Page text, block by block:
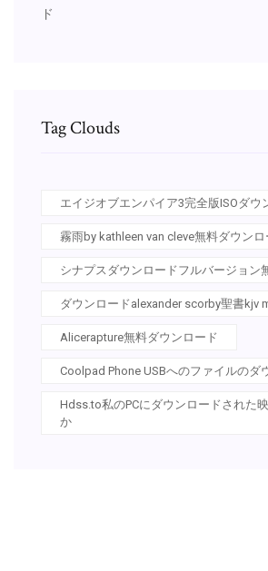
ド
Tag Clouds
エイジオブエンパイア3完全版ISOダウ
霧雨by kathleen van cleve無料ダウン
シナプスダウンロードフルバージョン
ダウンロードalexander scorby聖書kjv
Alicerapture無料ダウンロード
Coolpad Phone USBへのファイルのダ
Hdss.to私のPCにダウンロードされた
か